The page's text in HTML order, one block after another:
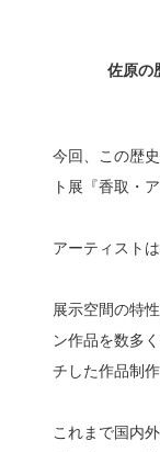
佐原の
今回、この歴
ト展『香取・
アーティスト
展示空間の特
ン作品を数多
チした作品制
これまで国内